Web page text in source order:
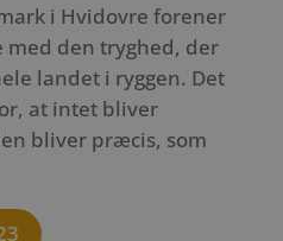
i Hvidovre forener
den tryghed, der
landet i ryggen. Det
at intet bliver
bliver præcis, som